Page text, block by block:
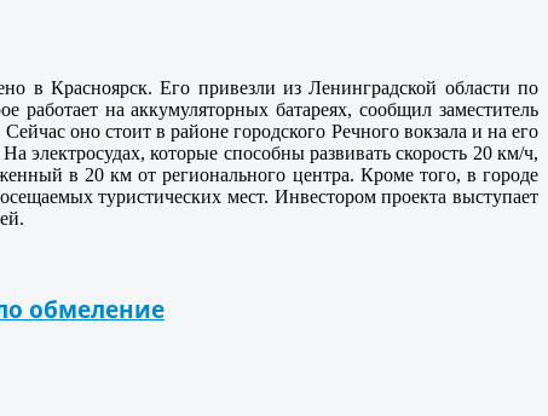
в Красноярск. Его привезли из Ленинградской области по
на аккумуляторных батареях, сообщил заместитель
оно стоит в районе городского Речного вокзала и на его
электросудах, которые способны развивать скорость 20 км/ч,
в 20 км от регионального центра. Кроме того, в городе
туристических мест. Инвестором проекта выступает
обмеление